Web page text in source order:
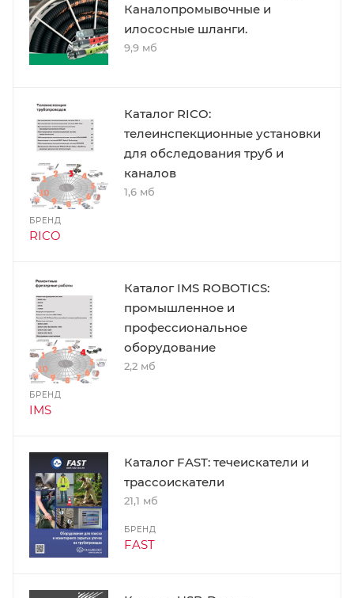
Каналопромывочные и
илососные шланги.
9,9 мб
Каталог RICO:
телеинспекционные установки
для обследования труб и
каналов
1,6 мб
БРЕНД
RICO
Каталог IMS ROBOTICS:
промышленное и
профессиональное
оборудование
2,2 мб
БРЕНД
IMS
Каталог FAST: течеискатели и
трассоискатели
21,1 мб
БРЕНД
FAST